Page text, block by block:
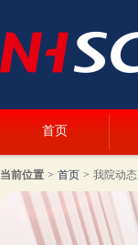
首页
当前位置 > 首页 > 我院动态